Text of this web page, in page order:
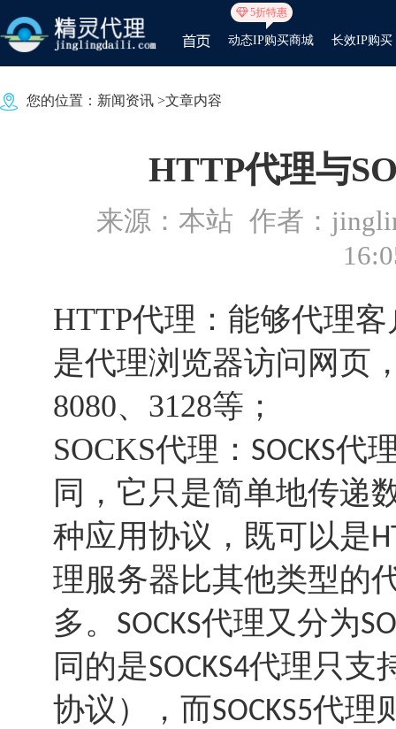
5折特惠
动态IP购买商城 长效IP购买
您的位置： 新闻资讯 >文章内容
HTTP代理与
来源：本站 作者：
HTTP代理：能够代理
是代理浏览器访问网页
8080、 3128等；
SOCKS代理： SOCKS代
同，它只是简单地传递
种应用协议，既可以是
理服务器比其他类型的
多。 SOCKS代理又分为
同的是SOCKS4代理只支
协议），而SOCKS5代理